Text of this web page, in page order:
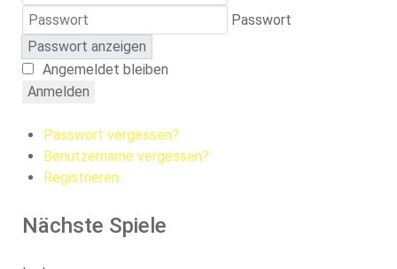
Passwort
Passwort anzeigen
Angemeldet bleiben
Anmelden
Passwort vergessen?
Benutzername vergessen?
Registrieren
Nächste Spiele